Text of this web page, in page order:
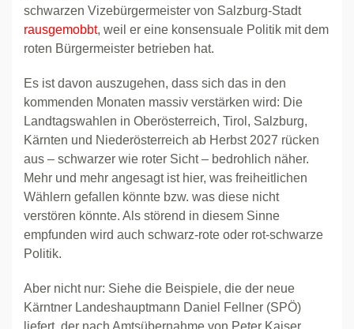
schwarzen Vizebürgermeister von Salzburg-Stadt
rausgemobbt, weil er eine konsensuale Politik mit dem
roten Bürgermeister betrieben hat.
Es ist davon auszugehen, dass sich das in den
kommenden Monaten massiv verstärken wird: Die
Landtagswahlen in Oberösterreich, Tirol, Salzburg,
Kärnten und Niederösterreich ab Herbst 2027 rücken
aus – schwarzer wie roter Sicht – bedrohlich näher.
Mehr und mehr angesagt ist hier, was freiheitlichen
Wählern gefallen könnte bzw. was diese nicht
verstören könnte. Als störend in diesem Sinne
empfunden wird auch schwarz-rote oder rot-schwarze
Politik.
Aber nicht nur: Siehe die Beispiele, die der neue
Kärntner Landeshauptmann Daniel Fellner (SPÖ)
liefert, der nach Amtsübernahme von Peter Kaiser